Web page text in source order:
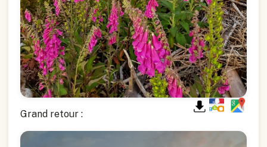
Grand retour :